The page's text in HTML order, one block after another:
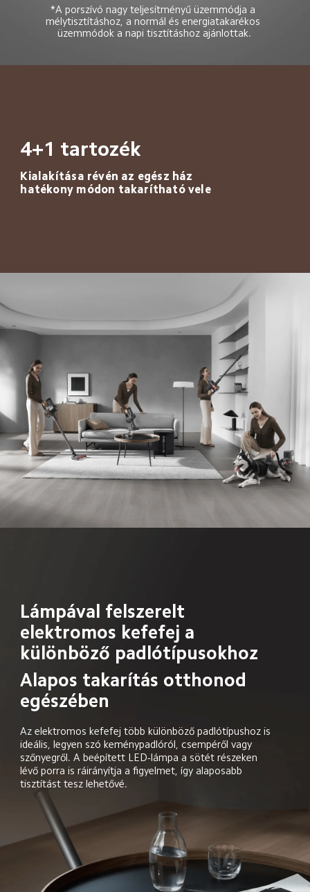
*A porszívó nagy teljesítményű üzemmódja a
mélytisztításhoz, a normál és energiatakarékos
üzemmódok a napi tisztításhoz ajánlottak.
4+1 tartozék
Kialakítása révén az egész ház
hatékony módon takarítható vele
Lámpával felszerelt
elektromos kefefej a
különböző padlótípusokhoz
Alapos takarítás otthonod
egészében
Az elektromos kefefej több különböző padlótípushoz is
ideális, legyen szó keménypadlóról, csempéről vagy
szőnyegről. A beépített LED-lámpa a sötét részeken
lévő porra is ráirányítja a figyelmet, így alaposabb
tisztítást tesz lehetővé.